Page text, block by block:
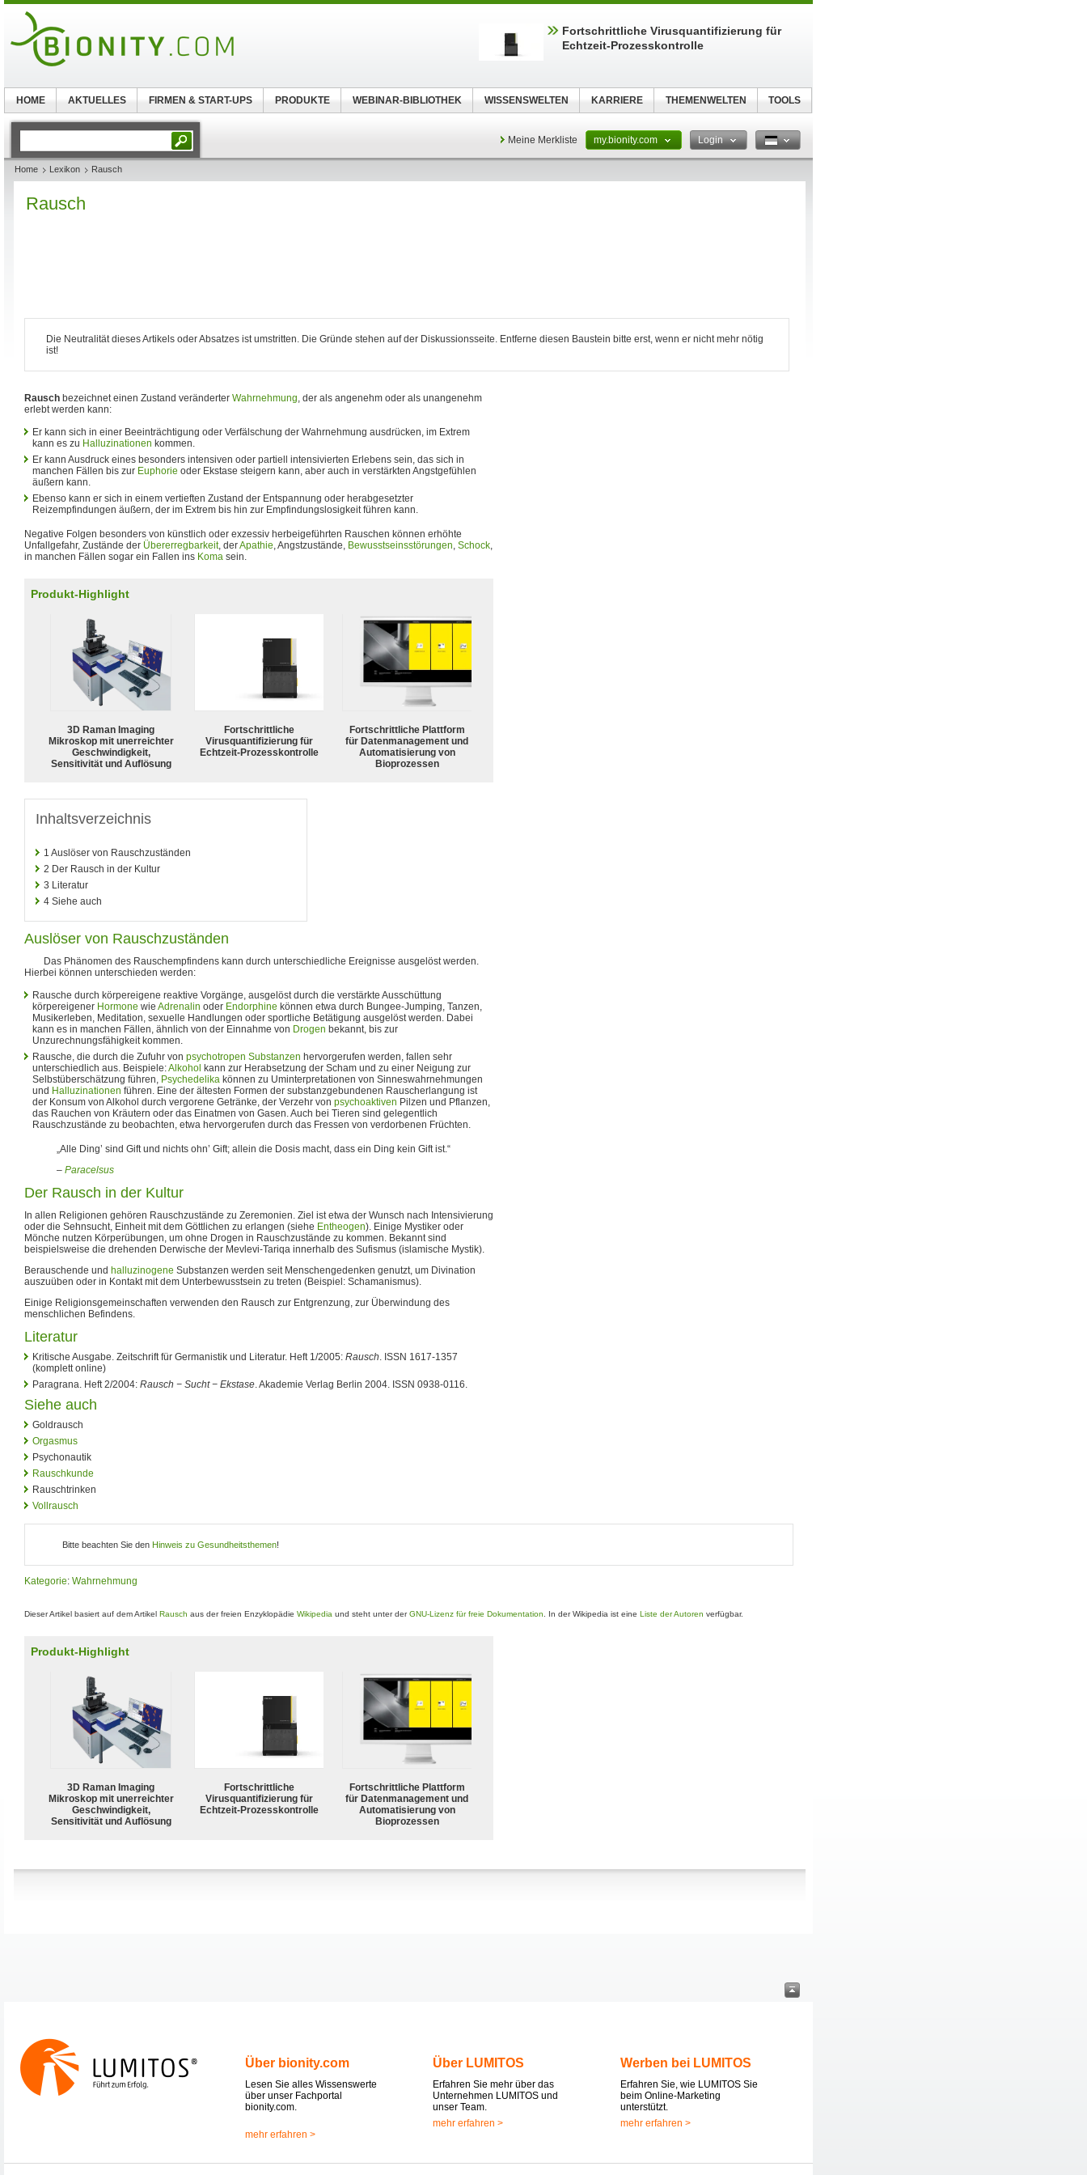
Meine Merkliste my.bionity.com Login
Home Lexikon Rausch
Rausch
Die Neutralität dieses Artikels oder Absatzes ist umstritten. Die Gründe stehen auf der Diskussionsseite. Entferne diesen Baustein bitte erst, wenn er nicht mehr nötig
ist!
Rausch bezeichnet einen Zustand veränderter Wahrnehmung, der als angenehm oder als unangenehm
erlebt werden kann:
Er kann sich in einer Beeinträchtigung oder Verfälschung der Wahrnehmung ausdrücken, im Extrem
kann es zu Halluzinationen kommen.
Er kann Ausdruck eines besonders intensiven oder partiell intensivierten Erlebens sein, das sich in
manchen Fällen bis zur Euphorie oder Ekstase steigern kann, aber auch in verstärkten Angstgefühlen
äußern kann.
Ebenso kann er sich in einem vertieften Zustand der Entspannung oder herabgesetzter
Reizempfindungen äußern, der im Extrem bis hin zur Empfindungslosigkeit führen kann.
Negative Folgen besonders von künstlich oder exzessiv herbeigeführten Rauschen können erhöhte
Unfallgefahr, Zustände der Übererregbarkeit, derApathie, Angstzustände, Bewusstseinsstörungen, Schock,
in manchen Fällen sogar ein Fallen ins Koma sein.
Produkt-Highlight
3D Raman Imaging
Mikroskop mit unerreichter
Geschwindigkeit,
Sensitivität und Auflösung
Fortschrittliche
Virusquantifizierung für
Echtzeit-Prozesskontrolle
Fortschrittliche Plattform
für Datenmanagement und
Automatisierung von
Bioprozessen
Inhaltsverzeichnis
1 Auslöser von Rauschzuständen
2 Der Rausch in der Kultur
3 Literatur
4 Siehe auch
Auslöser von Rauschzuständen
Das Phänomen des Rauschempfindens kann durch unterschiedliche Ereignisse ausgelöst werden.
Hierbei können unterschieden werden:
Rausche durch körpereigene reaktive Vorgänge, ausgelöst durch die verstärkte Ausschüttung
körpereigener Hormone wie Adrenalin oder Endorphine können etwa durch Bungee-Jumping, Tanzen,
Musikerleben, Meditation, sexuelle Handlungen oder sportliche Betätigung ausgelöst werden. Dabei
kann es in manchen Fällen, ähnlich von der Einnahme von Drogen bekannt, bis zur
Unzurechnungsfähigkeit kommen.
Rausche, die durch die Zufuhr von psychotropen Substanzen hervorgerufen werden, fallen sehr
unterschiedlich aus. Beispiele:Alkohol kann zur Herabsetzung der Scham und zu einer Neigung zur
Selbstüberschätzung führen, Psychedelika können zu Uminterpretationen von Sinneswahrnehmungen
und Halluzinationen führen. Eine der ältesten Formen der substanzgebundenen Rauscherlangung ist
der Konsum von Alkohol durch vergorene Getränke, der Verzehr von psychoaktiven Pilzen und Pflanzen,
das Rauchen von Kräutern oder das Einatmen von Gasen. Auch bei Tieren sind gelegentlich
Rauschzustände zu beobachten, etwa hervorgerufen durch das Fressen von verdorbenen Früchten.
„Alle Ding’ sind Gift und nichts ohn’ Gift; allein die Dosis macht, dass ein Ding kein Gift ist.“
– Paracelsus
Der Rausch in der Kultur
In allen Religionen gehören Rauschzustände zu Zeremonien. Ziel ist etwa der Wunsch nach Intensivierung
oder die Sehnsucht, Einheit mit dem Göttlichen zu erlangen (siehe Entheogen). Einige Mystiker oder
Mönche nutzen Körperübungen, um ohne Drogen in Rauschzustände zu kommen. Bekannt sind
beispielsweise die drehenden Derwische der Mevlevi-Tariqa innerhalb des Sufismus (islamische Mystik).
Berauschende und halluzinogene Substanzen werden seit Menschengedenken genutzt, um Divination
auszuüben oder in Kontakt mit dem Unterbewusstsein zu treten (Beispiel: Schamanismus).
Einige Religionsgemeinschaften verwenden den Rausch zur Entgrenzung, zur Überwindung des
menschlichen Befindens.
Literatur
Kritische Ausgabe. Zeitschrift für Germanistik und Literatur. Heft 1/2005: Rausch. ISSN 1617-1357
(komplett online)
Paragrana. Heft 2/2004: Rausch − Sucht − Ekstase. Akademie Verlag Berlin 2004. ISSN 0938-0116.
Siehe auch
Goldrausch
Orgasmus
Psychonautik
Rauschkunde
Rauschtrinken
Vollrausch
Bitte beachten Sie den Hinweis zu Gesundheitsthemen!
Kategorie: Wahrnehmung
Dieser Artikel basiert auf dem Artikel Rausch aus der freien Enzyklopädie Wikipedia und steht unter derGNU-Lizenz für freie Dokumentation . In der Wikipedia ist eine Liste der Autoren verfügbar.
Produkt-Highlight
3D Raman Imaging
Mikroskop mit unerreichter
Geschwindigkeit,
Sensitivität und Auflösung
Fortschrittliche
Virusquantifizierung für
Echtzeit-Prozesskontrolle
Fortschrittliche Plattform
für Datenmanagement und
Automatisierung von
Bioprozessen
Über bionity.com
Lesen Sie alles Wissenswerte
über unser Fachportal
bionity.com.
mehr erfahren >
Über LUMITOS
Erfahren Sie mehr über das
Unternehmen LUMITOS und
unser Team.
mehr erfahren >
Werben bei LUMITOS
Erfahren Sie, wie LUMITOS Sie
beim Online-Marketing
unterstützt.
mehr erfahren >
Fortschrittliche Virusquantifizierung für
Echtzeit-Prozesskontrolle
HOME AKTUELLES FIRMEN & START-UPS PRODUKTE WEBINAR-BIBLIOTHEK WISSENSWELTEN KARRIERE THEMENWELTEN TOOLS